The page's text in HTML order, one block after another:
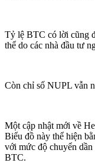
Tỷ lệ BTC có lời cũng
thể do các nhà đầu tư
Còn chỉ số NUPL vẫn
Một cập nhật mới về
Biểu đồ này thể hiện
với mức độ chuyển
BTC.